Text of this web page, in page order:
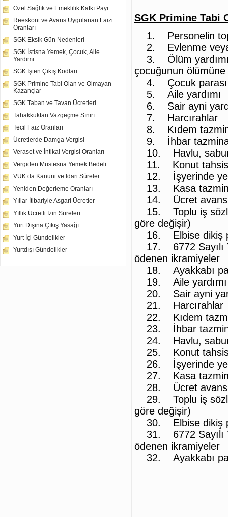
Özel Sağlık ve Emeklilik Katkı Payı
Reeskont ve Avans Uygulanan Faizi
Oranları
SGK Eksik Gün Nedenleri
SGK İstisna Yemek, Çocuk, Aile
Yardımı
SGK İşten Çıkış Kodları
SGK Primine Tabi Olan ve Olmayan
Kazançlar
SGK Taban ve Tavan Ücretleri
Tahakkuktan Vazgeçme Sınırı
Tecil Faiz Oranları
Ücretlerde Damga Vergisi
Veraset ve İntikal Vergisi Oranları
Vergiden Müstesna Yemek Bedeli
VUK da Kanuni ve İdari Süreler
Yeniden Değerleme Oranları
Yıllar İtibariyle Asgari Ücretler
Yıllık Ücretli İzin Süreleri
Yurt Dışına Çıkış Yasağı
Yurt İçi Gündelikler
Yurtdışı Gündelikler
SGK Primine Tabi
1. Personelin
2. Evlenme veya
3. Ölüm yardımı
çocuğunun
4. Çocuk parası
5. Aile yardımı
6. Sair ayni
7. Harcırahlar
8. Kıdem
9. İhbar
10. Havlu, sabun
11. Konut
12. İşyerinde
13. Kasa
14. Ücret
15. Toplu iş
göre değişir)
16. Elbise dikiş
17. 6772 Sayılı
ödenen ikramiyeler
18. Ayakkabı
19. Aile yardımı
20. Sair ayni
21. Harcırahlar
22. Kıdem
23. İhbar
24. Havlu, sabun
25. Konut
26. İşyerinde
27. Kasa
28. Ücret
29. Toplu iş
göre değişir)
30. Elbise dikiş
31. 6772 Sayılı
ödenen ikramiyeler
32. Ayakkabı